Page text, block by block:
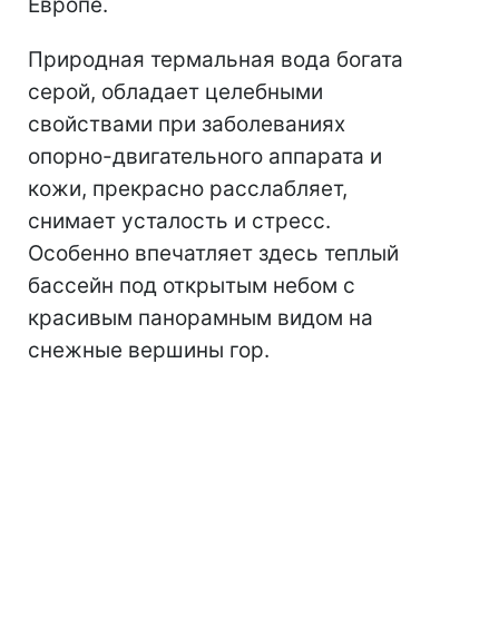
Европе.
Природная термальная вода богата
серой, обладает целебными
свойствами при заболеваниях
опорно-двигательного аппарата и
кожи, прекрасно расслабляет,
снимает усталость и стресс.
Особенно впечатляет здесь теплый
бассейн под открытым небом с
красивым панорамным видом на
снежные вершины гор.